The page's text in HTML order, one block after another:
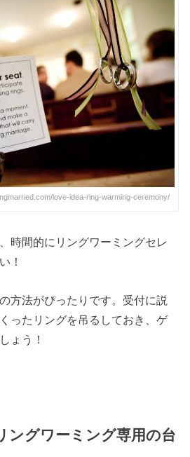
love-idea-ring-warming-ceremony/
時間的にリングワーミングセレ
！
方法がぴったりです。受付に説
ったリングを吊るしておき、ゲ
ょう！
ングワーミング専用の台